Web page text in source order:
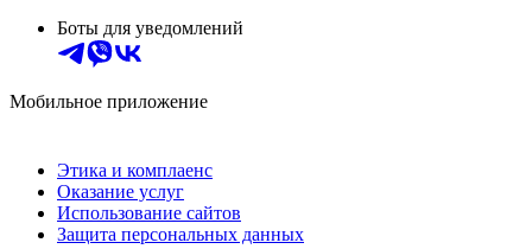
Боты для уведомлений
Мобильное приложение
Этика и комплаенс
Оказание услуг
Использование сайтов
Защита персональных данных